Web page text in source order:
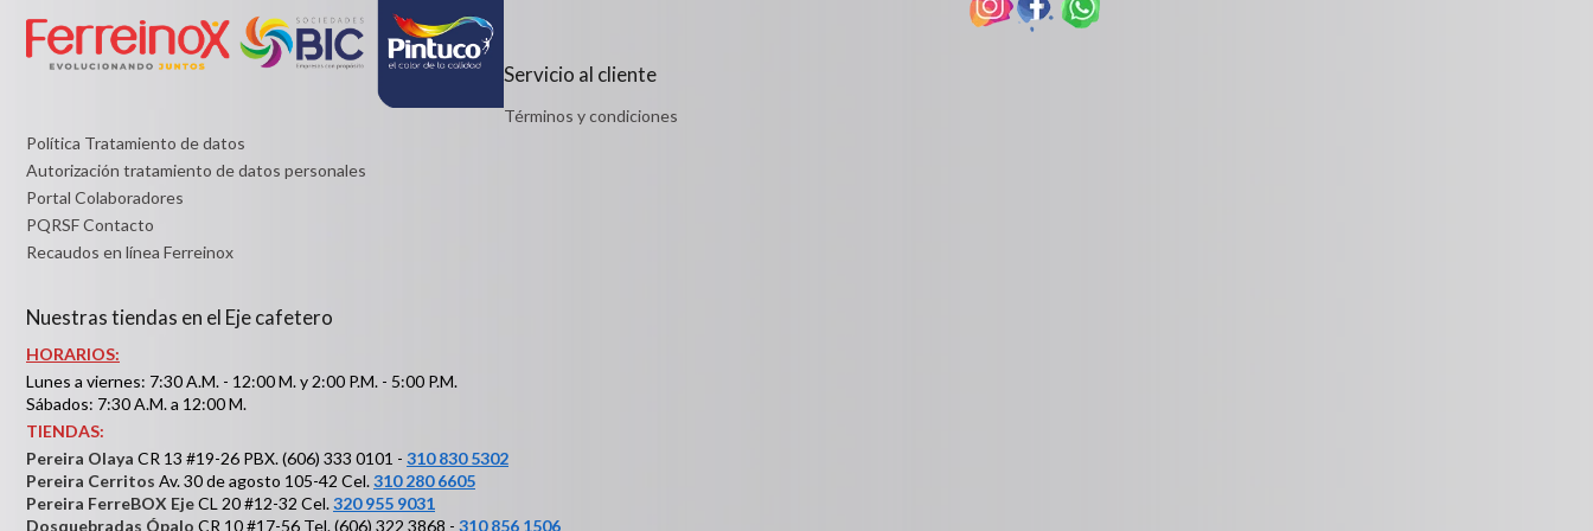
Detalles
Servicio al cliente
Términos y condiciones
Política Tratamiento de datos
Autorización tratamiento de datos personales
Portal Colaboradores
PQRSF Contacto
Recaudos en línea Ferreinox
Nuestras tiendas en el Eje cafetero
HORARIOS:
Lunes a viernes: 7:30 A.M. - 12:00 M. y 2:00 P.M. - 5:00 P.M.
Sábados: 7:30 A.M. a 12:00 M.
TIENDAS:
Pereira Olaya CR 13 #19-26 PBX. (606) 333 0101 - 310 830 5302
Pereira Cerritos Av. 30 de agosto 105-42 Cel.310 280 6605
Pereira FerreBOX EjeCL 20 #12-32 Cel.320 955 9031
Dosquebradas Ópalo CR 10 #17-56 Tel. (606) 322 3868 - 310 856 1506